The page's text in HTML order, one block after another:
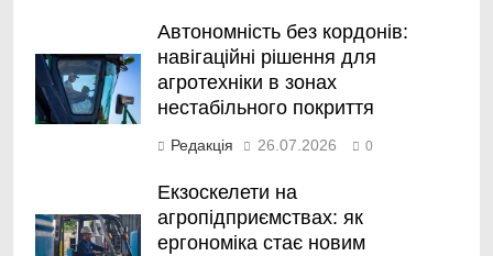
Автономність без кордонів:
навігаційні рішення для
агротехніки в зонах
нестабільного покриття
Редакція 26.07.2026 0
Екзоскелети на
агропідприємствах: як
ергономіка стає новим